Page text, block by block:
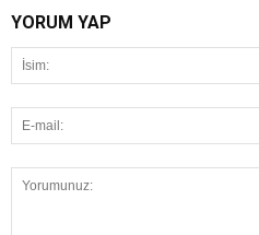
YORUM YAP